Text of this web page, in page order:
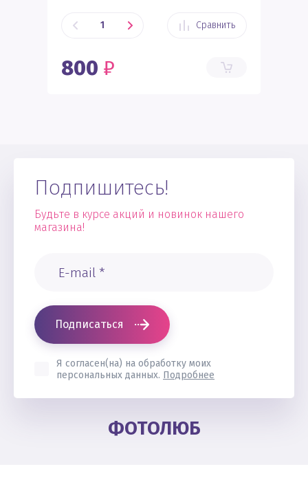
Сравнить
800 ₽
Подпишитесь!
Будьте в курсе акций и новинок нашего
магазина!
Я согласен(на) на обработку моих
персональных данных. Подробнее
Подписаться
ФОТОЛЮБ